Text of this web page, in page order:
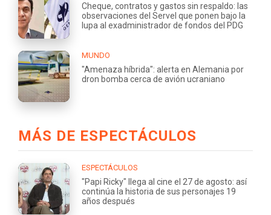
Cheque, contratos y gastos sin respaldo: las
observaciones del Servel que ponen bajo la
lupa al exadministrador de fondos del PDG
MUNDO
"Amenaza híbrida": alerta en Alemania por
dron bomba cerca de avión ucraniano
MÁS DE ESPECTÁCULOS
ESPECTÁCULOS
"Papi Ricky" llega al cine el 27 de agosto: así
continúa la historia de sus personajes 19
años después